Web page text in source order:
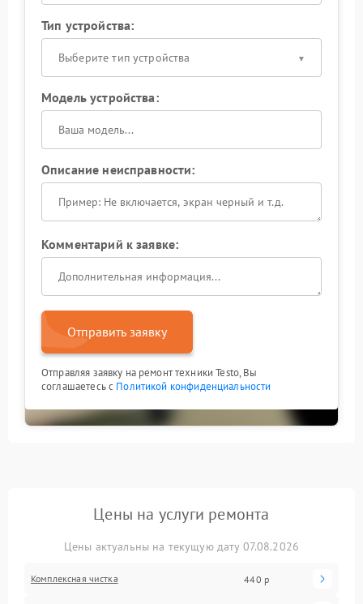
Тип устройства:
Выберите тип устройства
Модель устройства:
Описание неисправности:
Комментарий к заявке:
Отправить заявку
Отправляя заявку на ремонт техники Testo, Вы
соглашаетесь с Политикой конфиденциальности
Цены на услуги ремонта
Цены актуальны на текущую дату 07.08.2026
Комплексная чистка 440 р